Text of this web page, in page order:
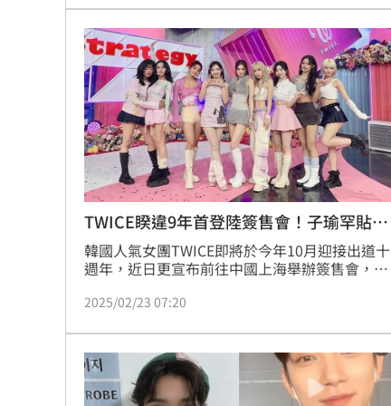
證書道具，不過仔細一看舒華的國籍卻被寫上
「中國」，引來台灣網友不滿：「每次都被逼著
表態」。
TWICE睽違9年首登陸簽售會！子瑜罕貼中
文
韓國人氣女團TWICE即將於今年10月迎接出道十
週年，近日更宣布前往中國上海舉辦簽售會，這
粉絲們見面，活動結束後周子瑜罕見以全中文在
表示此次停留上海的時間太短，未能嘗遍粉絲推
薦的美食，希望下次能再度訪問上海，與粉絲有
更多交流。
2025/02/23 07:20